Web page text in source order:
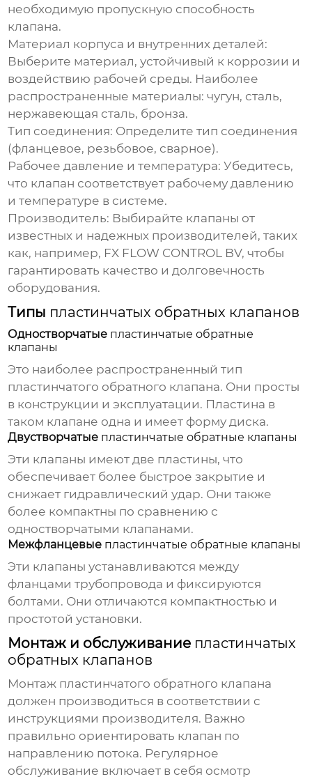
необходимую пропускную способность
клапана.
Материал корпуса и внутренних деталей:
Выберите материал, устойчивый к коррозии и
воздействию рабочей среды. Наиболее
распространенные материалы: чугун, сталь,
нержавеющая сталь, бронза.
Тип соединения: Определите тип соединения
(фланцевое, резьбовое, сварное).
Рабочее давление и температура: Убедитесь,
что клапан соответствует рабочему давлению
и температуре в системе.
Производитель: Выбирайте клапаны от
известных и надежных производителей, таких
как, например, FX FLOW CONTROL BV, чтобы
гарантировать качество и долговечность
оборудования.
Типы пластинчатых обратных клапанов
Одностворчатые пластинчатые обратные
клапаны
Это наиболее распространенный тип
пластинчатого обратного клапана. Они просты
в конструкции и эксплуатации. Пластина в
таком клапане одна и имеет форму диска.
Двустворчатые пластинчатые обратные клапаны
Эти клапаны имеют две пластины, что
обеспечивает более быстрое закрытие и
снижает гидравлический удар. Они также
более компактны по сравнению с
одностворчатыми клапанами.
Межфланцевые пластинчатые обратные клапаны
Эти клапаны устанавливаются между
фланцами трубопровода и фиксируются
болтами. Они отличаются компактностью и
простотой установки.
Монтаж и обслуживание пластинчатых
обратных клапанов
Монтаж пластинчатого обратного клапана
должен производиться в соответствии с
инструкциями производителя. Важно
правильно ориентировать клапан по
направлению потока. Регулярное
обслуживание включает в себя осмотр